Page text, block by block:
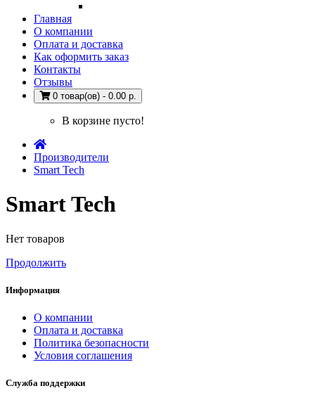
Главная
О компании
Оплата и доставка
Как оформить заказ
Контакты
Отзывы
0 товар(ов) - 0.00 р.
В корзине пусто!
Производители
Smart Tech
Smart Tech
Нет товаров
Продолжить
Информация
О компании
Оплата и доставка
Политика безопасности
Условия соглашения
Служба поддержки